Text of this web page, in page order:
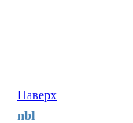
Наверх
nbl